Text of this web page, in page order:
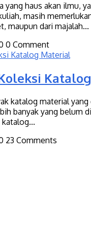
yang haus akan ilmu,
masih
maupun dari majalah...
0 Comment
katalog material
banyak yang belum
katalog...
23 Comments